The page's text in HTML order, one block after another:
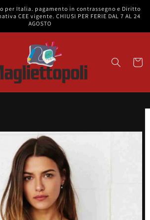
per Italia. pagamento in contrassegno e Diritto
CEE vigente. CHIUSI PER FERIE DAL 7 AL 24
AGOSTO
Carrello